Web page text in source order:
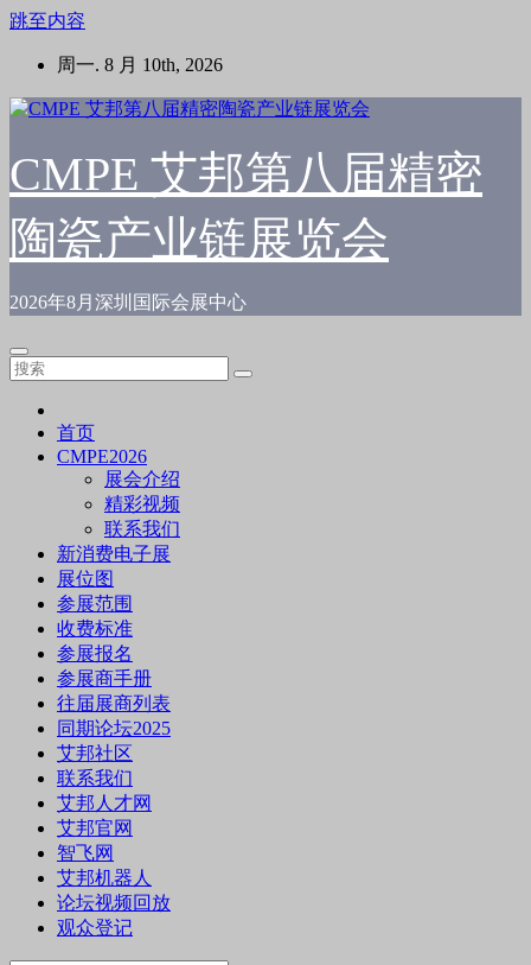
跳至内容
周一. 8 月 10th, 2026
CMPE 艾邦第八届精密
陶瓷产业链展览会
2026年8月深圳国际会展中心
首页
CMPE2026
展会介绍
精彩视频
联系我们
新消费电子展
展位图
参展范围
收费标准
参展报名
参展商手册
往届展商列表
同期论坛2025
艾邦社区
联系我们
艾邦人才网
艾邦官网
智飞网
艾邦机器人
论坛视频回放
观众登记